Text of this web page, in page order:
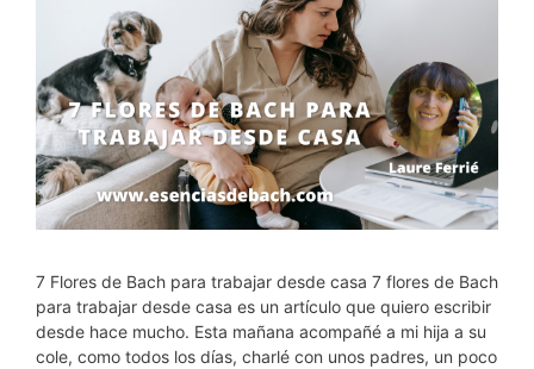
7 Flores de Bach para trabajar desde casa 7 flores de Bach
para trabajar desde casa es un artículo que quiero escribir
desde hace mucho. Esta mañana acompañé a mi hija a su
cole, como todos los días, charlé con unos padres, un poco